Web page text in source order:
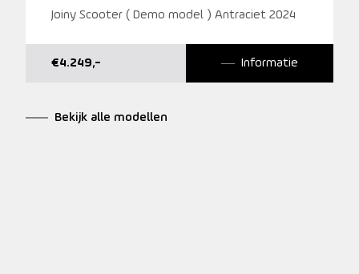
Joiny Scooter ( Demo model ) Antraciet 2024
€4.249,- Informatie
Bekijk alle modellen